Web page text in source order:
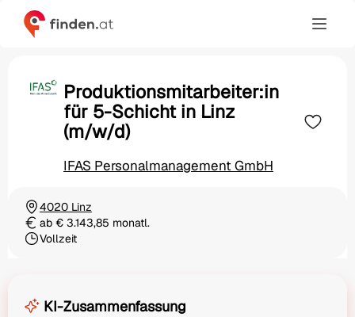
Produktionsmitarbeiter:in
für 5-Schicht in Linz
(m/w/d)
IFAS Personalmanagement GmbH
Ortschaft
4020 Linz
Gehaltab € 3.143,85 monatl.
Beschäftigungsart
Vollzeit
KI-Zusammenfassung